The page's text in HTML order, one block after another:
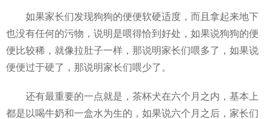
如果家长们发现狗狗的便便软硬适度，而且拿起来地下
也没有任何的污物，说明是喂得恰到好处，如果说狗狗的便
便比较稀，就像拉肚子一样，那说明家长们喂多了，如果说
便便过于硬了，那说明家长们喂少了。
还有最重要的一点就是，茶杯犬在六个月之内，基本上
都是以喝牛奶和一盒水为生的，如果说六个月之后，家长们